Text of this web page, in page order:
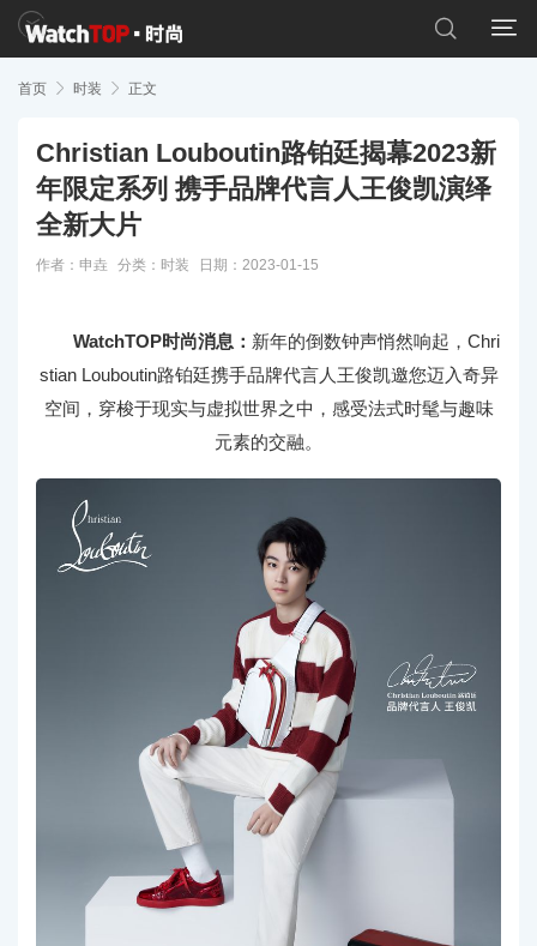


首页  时装  正文
Christian Louboutin路铂廷揭幕2023新
年限定系列 携手品牌代言人王俊凯演绎
全新大片
作者：申垚 分类： 时装 日期：2023-01-15
WatchTOP时尚消息： 新年的倒数钟声悄然响起，Chri
stian Louboutin路铂廷携手品牌代言人王俊凯邀您迈入奇异
空间，穿梭于现实与虚拟世界之中，感受法式时髦与趣味
元素的交融。